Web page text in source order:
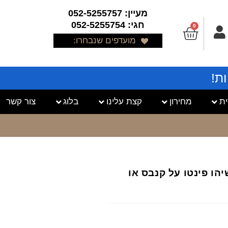
0
מעיין: 052-5255757
חגי: 052-5255754
מועדפים שנבחרו:
מחירון קצת עלינו בלוג צור קשר
פינטו על קנבס או